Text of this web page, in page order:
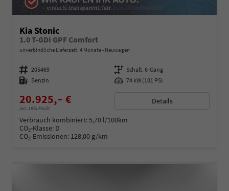
Kia Stonic
1.0 T-GDI GPF Comfort
unverbindliche Lieferzeit: 4 Monate Neuwagen
Fahrzeugnummer 205469 Getriebe Schalt. 6-Gang
Kraftstoff Benzin Leistung 74 kW (101 PS)
20.925,– €
incl. 19% MwSt.
Details
Verbrauch kombiniert:5,70 l/100km
CO2-Klasse: D
CO2-Emissionen: 128,00 g/km